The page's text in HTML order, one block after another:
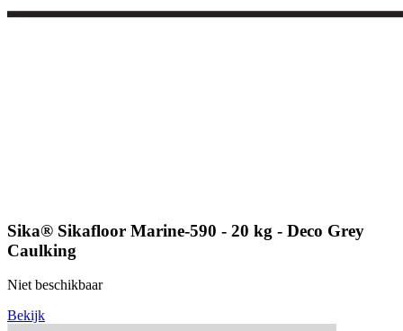
Sika® Sikafloor Marine-590 - 20 kg - Deco Grey
Caulking
Niet beschikbaar
Bekijk